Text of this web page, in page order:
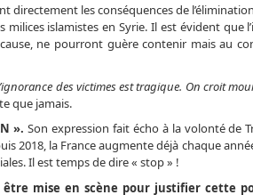
directement les conséquences de
islamistes en Syrie. Il est évident que
ne pourront guère contenir mais au
des victimes est tragique. On croit
que jamais.
». Son expression fait écho à la volonté de
2018, la France augmente déjà chaque
Il est temps de dire « stop » !
mise en scène pour justifier cette